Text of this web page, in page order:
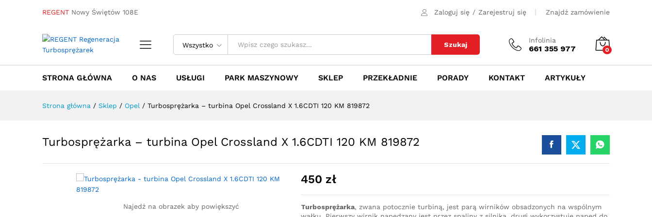
REGENT Nowy Świętów 108E Zaloguj się / Zarejestruj się Znajdź zamówienie
Wszystko Szukaj
Infolinia
661 355 977 0
STRONA GŁÓWNA O NAS USŁUGI PARK MASZYNOWY SKLEP PRZEKŁADNIE PORADY KONTAKT ARTYKUŁY
Strona główna / Sklep / Opel / Turbosprężarka – turbina Opel Crossland X 1.6CDTI 120 KM 819872
Turbosprężarka – turbina Opel Crossland X 1.6CDTI 120 KM 819872
Najedź na obrazek aby powiększyć
450 zł
Turbosprężarka, zwana potocznie turbiną, jest parą wirników obsadzonych na wspólnym
Turbosprężarka - turbina Opel Crossland X 1.6CDTI 120 KM 819872
Towar / Usługa Specyfikacja Opinie (0)
450zł Dodaj do koszyka